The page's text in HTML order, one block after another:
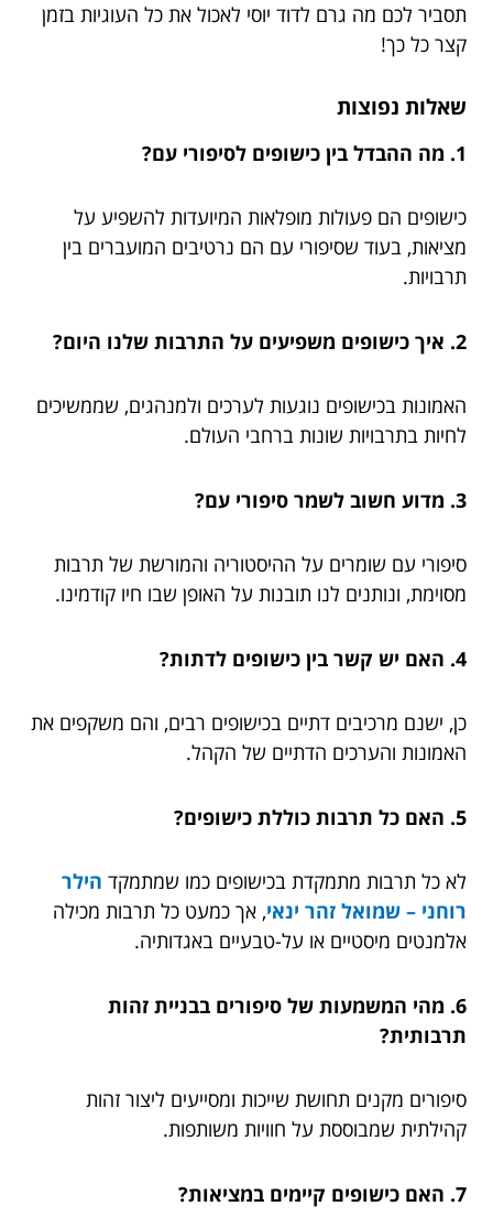
תסביר לכם מה גרם לדוד יוסי לאכול את כל העוגיות בזמן
קצר כל כך!
שאלות נפוצות
1. מה ההבדל בין כישופים לסיפורי עם?
כישופים הם פעולות מופלאות המיועדות להשפיע על
מציאות, בעוד שסיפורי עם הם נרטיבים המועברים בין
תרבויות.
2. איך כישופים משפיעים על התרבות שלנו היום?
האמונות בכישופים נוגעות לערכים ולמנהגים, שממשיכים
לחיות בתרבויות שונות ברחבי העולם.
3. מדוע חשוב לשמר סיפורי עם?
סיפורי עם שומרים על ההיסטוריה והמורשת של תרבות
מסוימת, ונותנים לנו תובנות על האופן שבו חיו קודמינו.
4. האם יש קשר בין כישופים לדתות?
כן, ישנם מרכיבים דתיים בכישופים רבים, והם משקפים את
האמונות והערכים הדתיים של הקהל.
5. האם כל תרבות כוללת כישופים?
לא כל תרבות מתמקדת בכישופים כמו שמתמקד הילר
רוחני – שמואל זהר ינאי, אך כמעט כל תרבות מכילה
אלמנטים מיסטיים או על-טבעיים באגדותיה.
6. מהי המשמעות של סיפורים בבניית זהות
תרבותית?
סיפורים מקנים תחושת שייכות ומסייעים ליצור זהות
קהילתית שמבוססת על חוויות משותפות.
7. האם כישופים קיימים במציאות?